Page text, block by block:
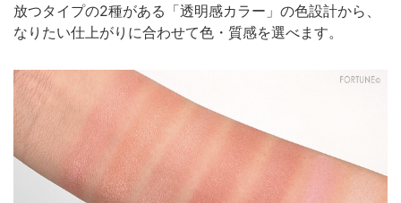
放つタイプの2種がある「透明感カラー」の色設計から、
なりたい仕上がりに合わせて色・質感を選べます。